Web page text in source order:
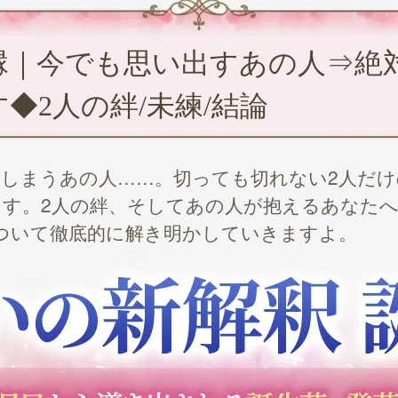
｜今でも思い出すあの人⇒絶
◆2人の絆/未練/結論
まうあの人……。切っても切れない2人だ
。2人の絆、そしてあの人が抱えるあなた
て徹底的に解き明かしていきますよ。